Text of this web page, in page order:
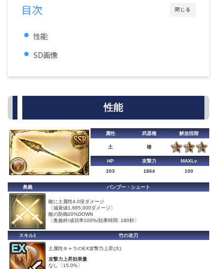
閉じる
目次
性能
SD画像
性能
属性 武器種 解放段階
土 槍
HP 攻撃力
MAXLv
203
1864 100
奥義 バンブー・シュート
敵に土属性4.0倍ダメージ
〔減衰値1,685,000ダメージ〕
敵の防御20%DOWN
〔奥義枠/成功率100%/効果時間: 180秒〕
スキル1 竹の攻刃
土属性キャラのEX攻撃力上昇(大)
攻撃力上昇効果量
なし〔15.0%〕